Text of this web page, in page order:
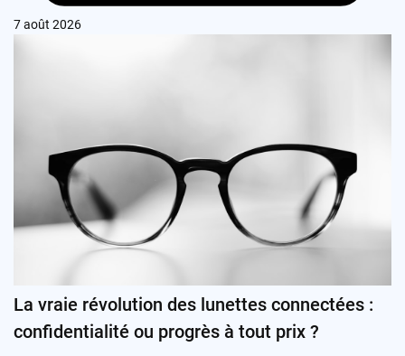
7 août 2026
La vraie révolution des lunettes connectées :
confidentialité ou progrès à tout prix ?